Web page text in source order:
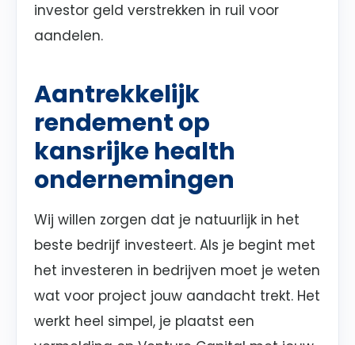
investor geld verstrekken in ruil voor
aandelen.
Aantrekkelijk
rendement op
kansrijke health
ondernemingen
Wij willen zorgen dat je natuurlijk in het
beste bedrijf investeert. Als je begint met
het investeren in bedrijven moet je weten
wat voor project jouw aandacht trekt. Het
werkt heel simpel, je plaatst een